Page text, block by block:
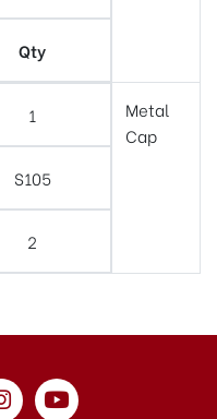
Qty
1
S105
2
Metal
Cap